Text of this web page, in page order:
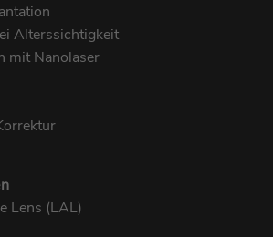
Alterssichtigkeit
mit Nanolaser
Lens (LAL)